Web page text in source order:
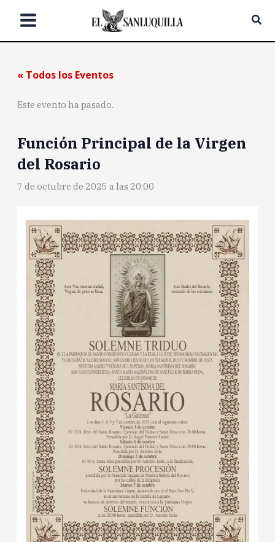
« Todos los Eventos
Este evento ha pasado.
Función Principal de la Virgen
del Rosario
7 de octubre de 2025 a las 20:00